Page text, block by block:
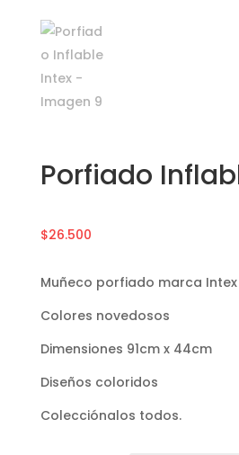
Porfiado
$26.500
Muñeco porfiado marca Intex
Colores novedosos
Dimensiones 91cm x 44cm
Diseños coloridos
Colecciónalos todos.